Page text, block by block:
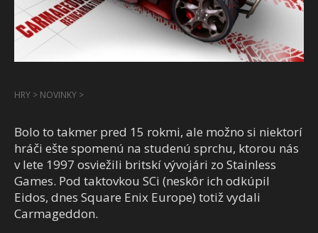
HRY > NOVINKY >
Bolo to takmer pred 15 rokmi, ale možno si niektorí
hráči ešte spomenú na studenú sprchu, ktorou nás
v lete 1997 osviežili britskí vývojári zo Stainless
Games. Pod taktovkou SCi (neskôr ich odkúpil
Eidos, dnes Square Enix Europe) totiž vydali
Carmageddon.